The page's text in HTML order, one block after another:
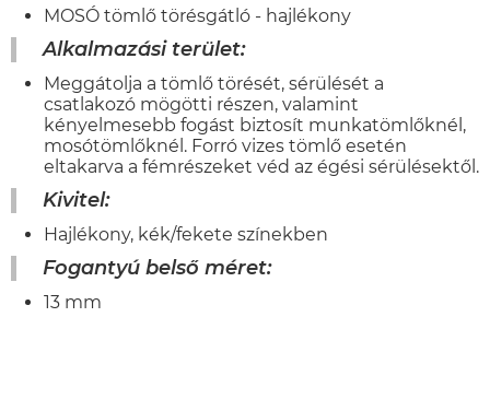
MOSÓ tömlő törésgátló - hajlékony
Alkalmazási terület:
Meggátolja a tömlő törését, sérülését a
csatlakozó mögötti részen, valamint
kényelmesebb fogást biztosít munkatömlőknél,
mosótömlőknél. Forró vizes tömlő esetén
eltakarva a fémrészeket véd az égési sérülésektől.
Kivitel:
Hajlékony, kék/fekete színekben
Fogantyú belső méret:
13 mm